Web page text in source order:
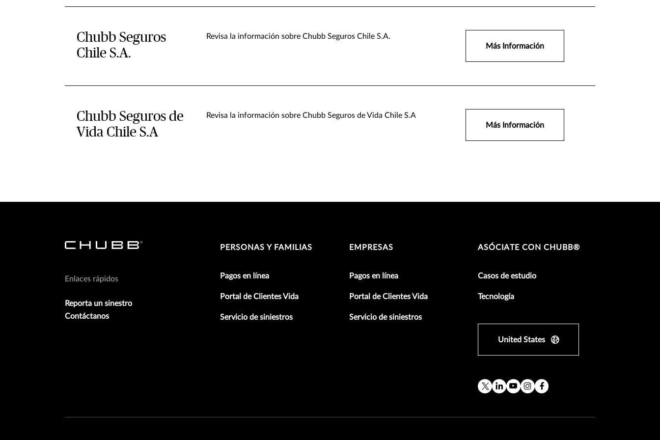
Chubb Seguros
Chile S.A.
Revisa la información sobre Chubb Seguros Chile S.A.
Más Información
Chubb Seguros de
Vida Chile S.A
Revisa la información sobre Chubb Seguros de Vida Chile S.A
Más Información
Enlaces rápidos
Reporta un sinestro
Contáctanos
PERSONAS Y FAMILIAS
Pagos en línea
Portal de Clientes Vida
Servicio de siniestros
EMPRESAS
Pagos en línea
Portal de Clientes Vida
Servicio de siniestros
ASÓCIATE CON CHUBB®
Casos de estudio
Tecnología
United States